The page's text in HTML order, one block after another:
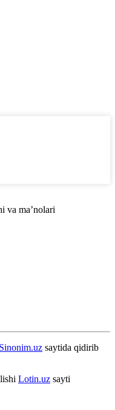
va ma’nolari
Sinonim.uz saytida qidirib
Lotin.uz sayti